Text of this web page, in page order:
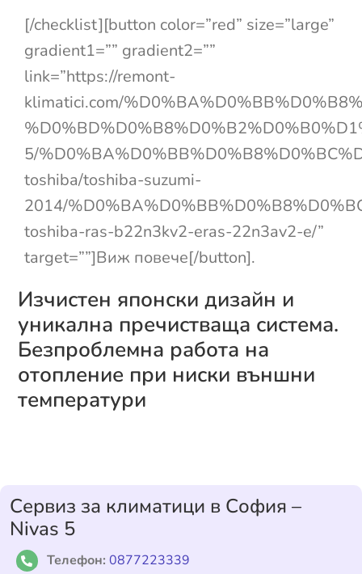
[/checklist][button color=”red” size=”large”
gradient1=”” gradient2=””
link=”https://remont-
klimatici.com/
5/
toshiba/toshiba-suzumi-
2014/
toshiba-ras-b22n3kv2-eras-22n3av2-e/”
target=””]Виж повече[/button].
Изчистен японски дизайн и
уникална пречистваща система.
Безпроблемна работа на
отопление при ниски външни
температури
Сервиз за климатици в София –
Nivas 5
Телефон: 0877223339